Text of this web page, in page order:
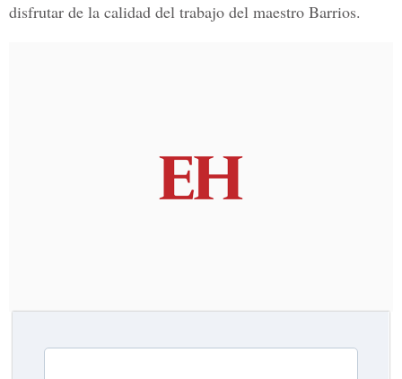
disfrutar de la calidad del trabajo del maestro Barrios.